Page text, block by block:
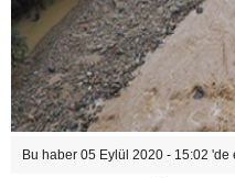
Bu haber 05 Eylül 2020 - 15:02 'de